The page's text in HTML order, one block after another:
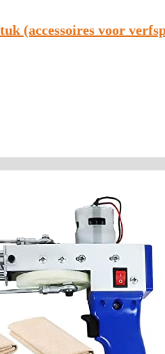
(accessoires voor